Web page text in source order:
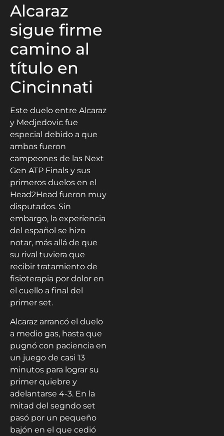
Alcaraz
sigue firme
camino al
título en
Cincinnati
Este duelo entre Alcaraz
y Medjedovic fue
especial debido a que
ambos fueron
campeones de las Next
Gen ATP Finals y sus
primeros duelos en el
Head2Head fueron muy
disputados. Sin
embargo, la experiencia
del español se hizo
notar, más allá de que
su rival tuviera que
recibir tratamiento de
fisioterapia por dolor en
el cuello a final del
primer set.
Alcaraz arrancó el duelo
a medio gas, hasta que
pugnó con paciencia en
un juego de casi 13
minutos para lograr su
primer quiebre y
adelantarse 4-3. En la
mitad del segndo set
pasó por un pequeño
bajón en el que cedió